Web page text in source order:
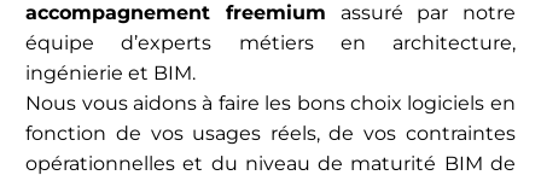
accompagnement freemium assuré par notre
équipe d’experts métiers en architecture,
ingénierie et BIM.
Nous vous aidons à faire les bons choix logiciels en
fonction de vos usages réels, de vos contraintes
opérationnelles et du niveau de maturité BIM de